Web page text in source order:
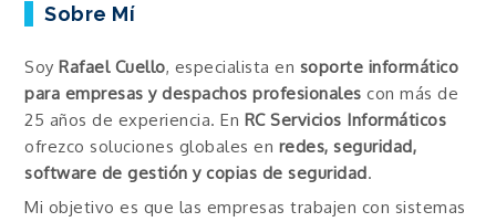
Sobre Mí
SoyRafael Cuello, especialista en soporte informático
para empresas y despachos profesionales con más de
25 años de experiencia. En RC Servicios Informáticos
ofrezco soluciones globales en redes, seguridad,
software de gestión y copias de seguridad.
Mi objetivo es que las empresas trabajen con sistemas